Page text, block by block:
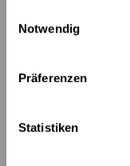
Notwendig
Präferenzen
Statistiken
Bleiben Sie über
Vorname